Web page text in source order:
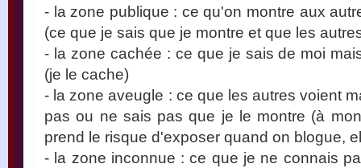
- la zone publique : ce qu'on montre aux
(ce que je sais que je montre et que les
- la zone cachée : ce que je sais de moi
(je le cache)
- la zone aveugle : ce que les autres voient
pas ou ne sais pas que je le montre (à
prend le risque d'exposer quand on blogue,
- la zone inconnue : ce que je ne connais